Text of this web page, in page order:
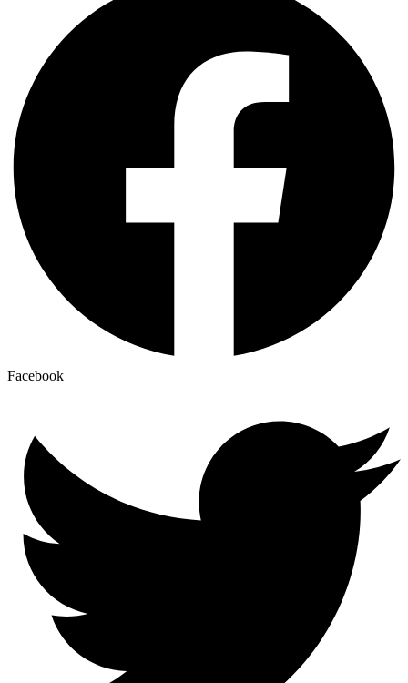
Facebook